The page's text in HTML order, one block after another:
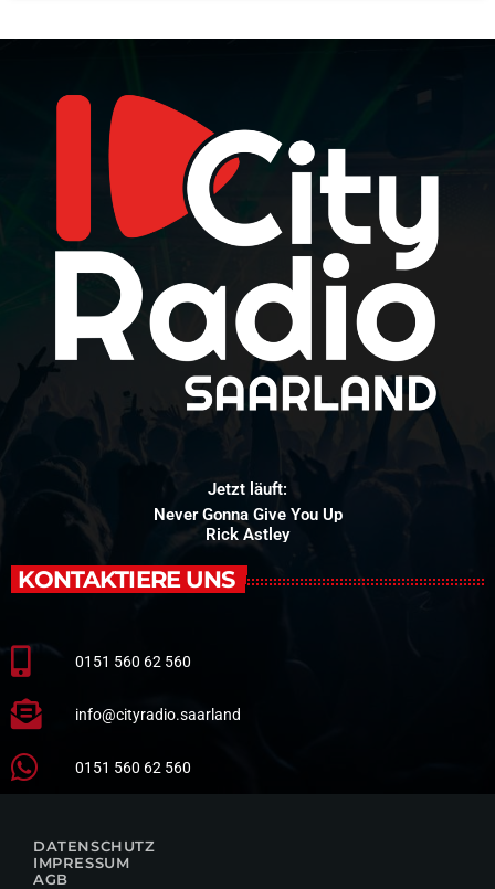
Jetzt läuft:
Never Gonna Give You Up
Rick Astley
KONTAKTIERE UNS
0151 560 62 560
info@cityradio.saarland
0151 560 62 560
DATENSCHUTZ
IMPRESSUM
AGB